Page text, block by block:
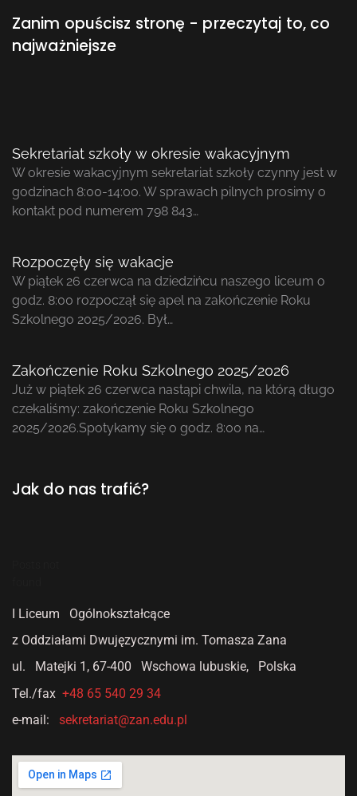
Zanim opuścisz stronę - przeczytaj to, co
najważniejsze
Sekretariat szkoły w okresie wakacyjnym
W okresie wakacyjnym sekretariat szkoły czynny jest w
godzinach 8:00-14:00. W sprawach pilnych prosimy o
kontakt pod numerem 798 843…
Rozpoczęły się wakacje
W piątek 26 czerwca na dziedzińcu naszego liceum o
godz. 8:00 rozpoczął się apel na zakończenie Roku
Szkolnego 2025/2026. Był…
Zakończenie Roku Szkolnego 2025/2026
Już w piątek 26 czerwca nastąpi chwila, na którą długo
czekaliśmy: zakończenie Roku Szkolnego
2025/2026.Spotykamy się o godz. 8:00 na…
Jak do nas trafić?
I Liceum Ogólnokształcące
z Oddziałami Dwujęzycznymi im. Tomasza Zana
ul. Matejki 1, 67-400 Wschowa lubuskie, Polska
Tel./fax +48 65 540 29 34
e-mail: sekretariat@zan.edu.pl